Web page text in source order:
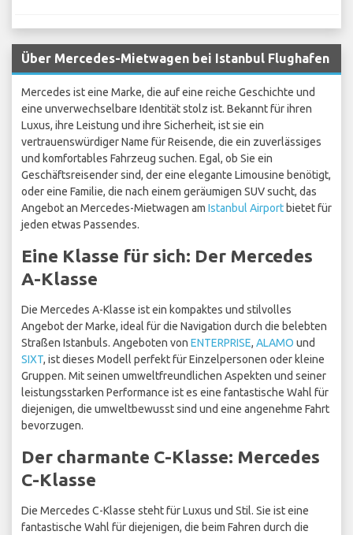
Über Mercedes-Mietwagen bei Istanbul Flughafen
Mercedes ist eine Marke, die auf eine reiche Geschichte und
eine unverwechselbare Identität stolz ist. Bekannt für ihren
Luxus, ihre Leistung und ihre Sicherheit, ist sie ein
vertrauenswürdiger Name für Reisende, die ein zuverlässiges
und komfortables Fahrzeug suchen. Egal, ob Sie ein
Geschäftsreisender sind, der eine elegante Limousine benötigt,
oder eine Familie, die nach einem geräumigen SUV sucht, das
Angebot an Mercedes-Mietwagen am Istanbul Airport bietet für
jeden etwas Passendes.
Eine Klasse für sich: Der Mercedes
A-Klasse
Die Mercedes A-Klasse ist ein kompaktes und stilvolles
Angebot der Marke, ideal für die Navigation durch die belebten
Straßen Istanbuls. Angeboten von ENTERPRISE, ALAMO und
SIXT, ist dieses Modell perfekt für Einzelpersonen oder kleine
Gruppen. Mit seinen umweltfreundlichen Aspekten und seiner
leistungsstarken Performance ist es eine fantastische Wahl für
diejenigen, die umweltbewusst sind und eine angenehme Fahrt
bevorzugen.
Der charmante C-Klasse: Mercedes
C-Klasse
Die Mercedes C-Klasse steht für Luxus und Stil. Sie ist eine
fantastische Wahl für diejenigen, die beim Fahren durch die